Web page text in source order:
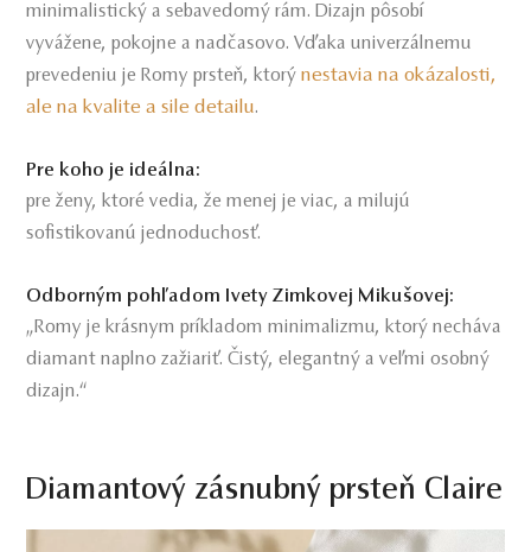
minimalistický a sebavedomý rám. Dizajn pôsobí
vyvážene, pokojne a nadčasovo. Vďaka univerzálnemu
prevedeniu je Romy prsteň, ktorýnestavia na okázalosti,
ale na kvalite a sile detailu.
Pre koho je ideálna:
pre ženy, ktoré vedia, že menej je viac, a milujú
sofistikovanú jednoduchosť.
Odborným pohľadom Ivety Zimkovej Mikušovej:
„Romy je krásnym príkladom minimalizmu, ktorý necháva
diamant naplno zažiariť. Čistý, elegantný a veľmi osobný
dizajn.“
Diamantový zásnubný prsteň Claire